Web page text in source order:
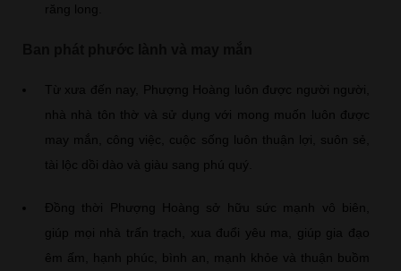
răng long.
Từ xưa đến nay, Phượng Hoàng luôn được người người,
nhà nhà tôn thờ và sử dụng với mong muốn luôn được
may mắn, công việc, cuộc sống luôn thuận lợi, suôn sẻ,
tài lộc dồi dào và giàu sang phú quý.
Đồng thời Phượng Hoàng sở hữu sức mạnh vô biên,
giúp mọi nhà trấn trạch, xua đuổi yêu ma, giúp gia đạo
êm ấm, hạnh phúc, bình an, mạnh khỏe và thuận buồm